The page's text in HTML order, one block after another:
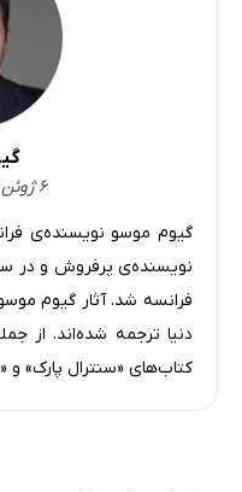
۶ ژوئن ۱۹۷۴ - فرانسوی
دنیا ترجمه شده‌اند. از
کتاب‌های «سنترال پارک» و